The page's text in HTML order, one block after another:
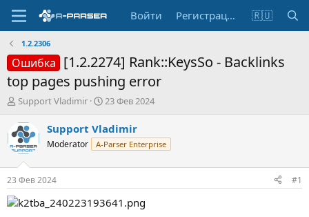
Войти Регистрация 🇷🇺
1.2.2306
Ошибка [1.2.2274] Rank::KeysSo - Backlinks
top pages pushing error
А
т
о
р
т
е
м
ы
Support Vladimir
Д
т
а
н
а
л
23 Фев 2024
Support Vladimir
Moderator A-Parser Enterprise
23 Фев 2024 #1